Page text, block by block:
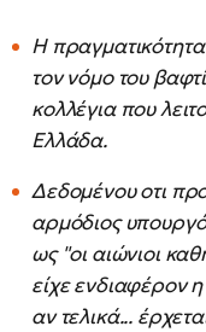
Η
τον νόμο του
κολλέγια που
Ελλάδα.
Δεδομένου οτι
αρμόδιος
ως "οι αιώνιοι
είχε ενδιαφέρον
αν τελικά...